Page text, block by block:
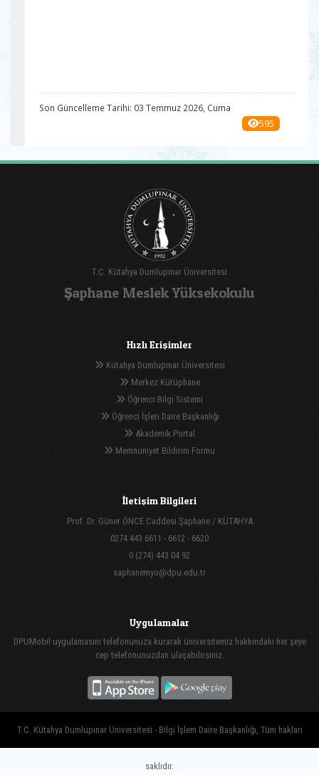
Son Güncelleme Tarihi: 03 Temmuz 2026, Cuma
595
T.C. Kütahya Dumlupınar Üniversitesi
Şaphane Meslek Yüksekokulu
Hızlı Erişimler
Kütahya Dumlupınar Üniversitesi
Merkez Kütüphane
Öğrenci Bilgi Sistemi
Öğrenci İşleri Daire Başkanlığı
Akademik Portal
Memnuniyet Bildirim Formu
İletişim Bilgileri
Prof. Dr. Güner ÖNCE Caddesi Şaphane / KÜTAHYA
0274 443 6611 - 6612 - 6620
0 (274) 443 04 92
saphanemyo@dpu.edu.tr
Uygulamalar
DPUMobil uygulamasını telefonunuza kurarak üniversitemiz hakkındaki her şeye
cep telefonunuzdan ulaşabilirsiniz.
T.C. Kütahya Dumlupınar Üniversitesi - Bilgi İşlem Daire Başkanlığı, Tüm hakları
saklıdır.